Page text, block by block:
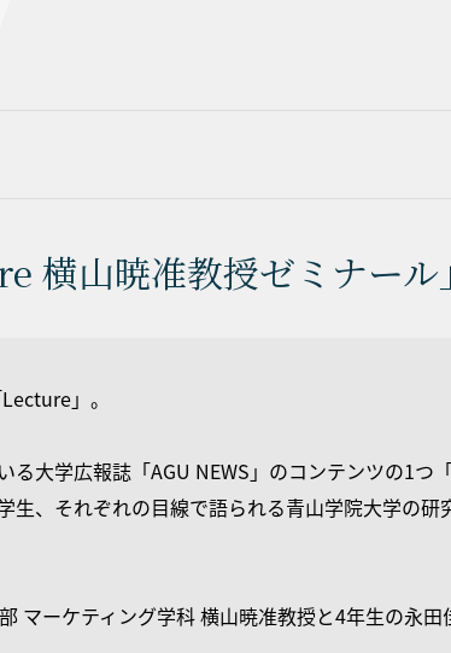
横山暁准教授ゼミナール
」。
る大学広報誌「AGU NEWS」のコンテンツの1つ
生、それぞれの目線で語られる青山学院大学の研
マーケティング学科 横山暁准教授と4年生の永田